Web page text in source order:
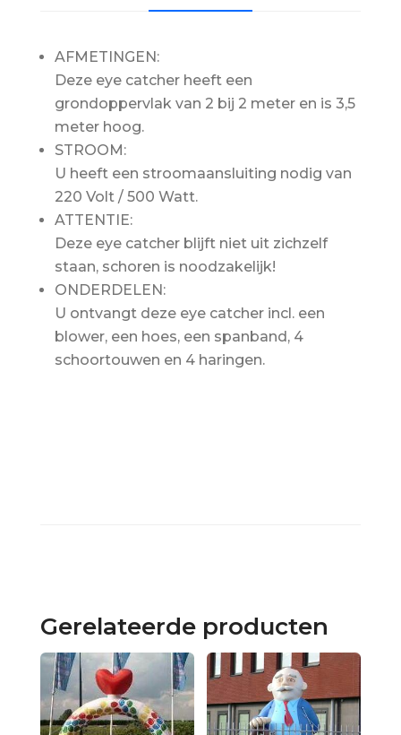
AFMETINGEN:
Deze eye catcher heeft een
grondoppervlak van 2 bij 2 meter en is 3,5
meter hoog.
STROOM:
U heeft een stroomaansluiting nodig van
220 Volt / 500 Watt.
ATTENTIE:
Deze eye catcher blijft niet uit zichzelf
staan, schoren is noodzakelijk!
ONDERDELEN:
U ontvangt deze eye catcher incl. een
blower, een hoes, een spanband, 4
schoortouwen en 4 haringen.
Gerelateerde producten